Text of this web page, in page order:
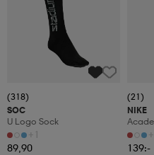
(318)
SOC
U Logo Sock
+1
89,90
(21)
NIKE
139:-